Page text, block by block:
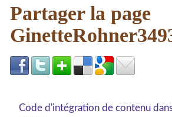
Partager la page
Code d'intégration de contenu